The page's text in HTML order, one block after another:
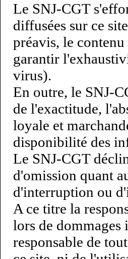
Le SNJ-CGT
diffusées sur ce
préavis, le
garantir
virus).
En outre, le SNJ-
de l'exactitude,
loyale et
disponibilité des
Le SNJ-CGT
d'omission quant
d'interruption ou
A ce titre la
lors de dommages
responsable de